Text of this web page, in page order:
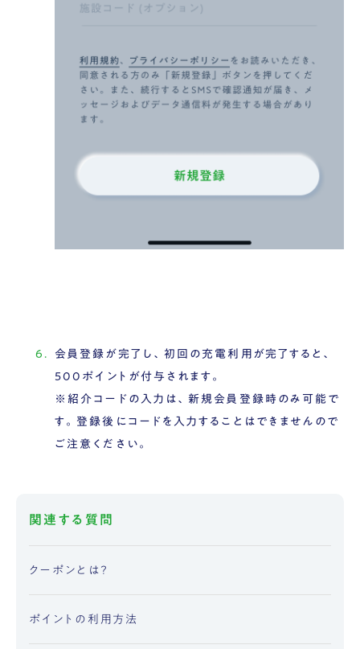
会員登録が完了し、初回の充電利用が完了すると、
500ポイントが付与されます。
※紹介コードの入力は、新規会員登録時のみ可能で
す。登録後にコードを入力することはできませんので
ご注意ください。
関連する質問
クーポンとは？
ポイントの利用方法